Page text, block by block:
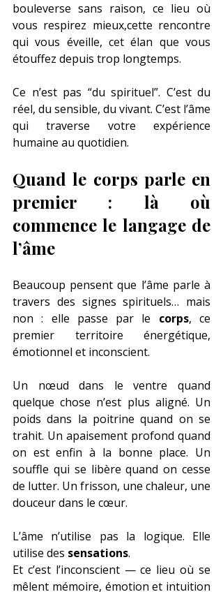
bouleverse sans raison, ce lieu où
vous respirez mieux,cette rencontre
qui vous éveille, cet élan que vous
étouffez depuis trop longtemps.
Ce n’est pas “du spirituel”. C’est du
réel, du sensible, du vivant. C’est l’âme
qui traverse votre expérience
humaine au quotidien.
Quand le corps parle en
premier : là où
commence le langage de
l’âme
Beaucoup pensent que l’âme parle à
travers des signes spirituels… mais
non : elle passe par le corps, ce
premier territoire énergétique,
émotionnel et inconscient.
Un nœud dans le ventre quand
quelque chose n’est plus aligné. Un
poids dans la poitrine quand on se
trahit. Un apaisement profond quand
on est enfin à la bonne place. Un
souffle qui se libère quand on cesse
de lutter. Un frisson, une chaleur, une
douceur dans le cœur.
L’âme n’utilise pas la logique. Elle
utilise des sensations.
Et c’est l’inconscient — ce lieu où se
mêlent mémoire, émotion et intuition